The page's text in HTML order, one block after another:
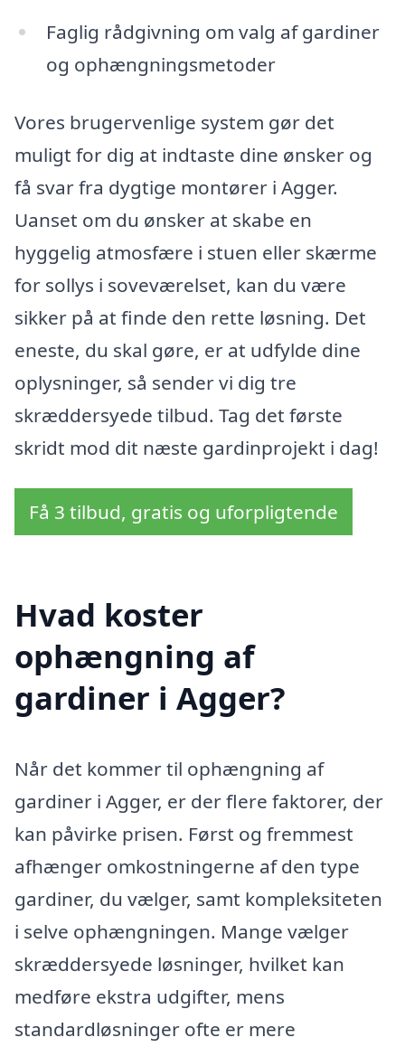
Faglig rådgivning om valg af gardiner
og ophængningsmetoder
Vores brugervenlige system gør det
muligt for dig at indtaste dine ønsker og
få svar fra dygtige montører i Agger.
Uanset om du ønsker at skabe en
hyggelig atmosfære i stuen eller skærme
for sollys i soveværelset, kan du være
sikker på at finde den rette løsning. Det
eneste, du skal gøre, er at udfylde dine
oplysninger, så sender vi dig tre
skræddersyede tilbud. Tag det første
skridt mod dit næste gardinprojekt i dag!
Få 3 tilbud, gratis og uforpligtende
Hvad koster
ophængning af
gardiner i Agger?
Når det kommer til ophængning af
gardiner i Agger, er der flere faktorer, der
kan påvirke prisen. Først og fremmest
afhænger omkostningerne af den type
gardiner, du vælger, samt kompleksiteten
i selve ophængningen. Mange vælger
skræddersyede løsninger, hvilket kan
medføre ekstra udgifter, mens
standardløsninger ofte er mere